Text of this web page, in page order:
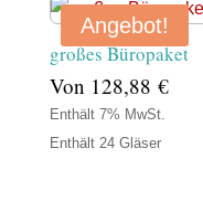
Angebot!
großes Büropaket
Von 128,88 €
Enthält 7% MwSt.
Enthält 24 Gläser